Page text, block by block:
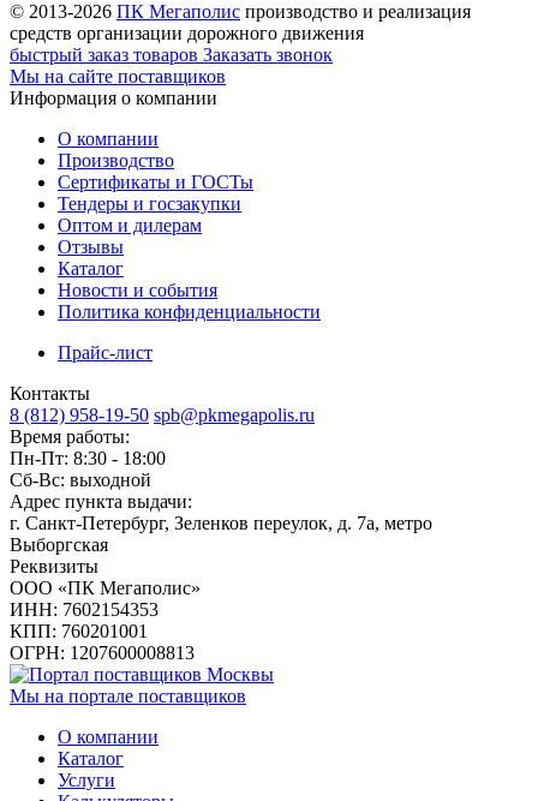
© 2013-2026 ПК Мегаполис производство и реализация
средств организации дорожного движения
быстрый заказ товаров Заказать звонок
Мы на сайте поставщиков
Информация о компании
О компании
Производство
Сертификаты и ГОСТы
Тендеры и госзакупки
Оптом и дилерам
Отзывы
Каталог
Новости и события
Политика конфиденциальности
Прайс-лист
Контакты
8 (812) 958-19-50 spb@pkmegapolis.ru
Время работы:
Пн-Пт: 8:30 - 18:00
Сб-Вс: выходной
Адрес пункта выдачи:
г. Санкт-Петербург, Зеленков переулок, д. 7а, метро
Выборгская
Реквизиты
ООО «ПК Мегаполис»
ИНН: 7602154353
КПП: 760201001
ОГРН: 1207600008813
Мы на портале поставщиков
О компании
Каталог
Услуги